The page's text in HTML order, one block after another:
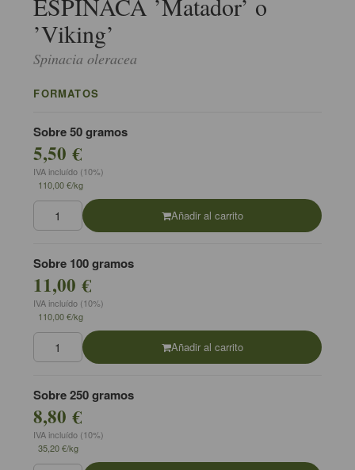
ESPINACA ’Matador’ o
’Viking’
Spinacia oleracea
FORMATOS
Sobre 50 gramos
5,50 €
IVA incluído (10%)
110,00 €/kg
Añadir al carrito
Sobre 100 gramos
11,00 €
IVA incluído (10%)
110,00 €/kg
Añadir al carrito
Sobre 250 gramos
8,80 €
IVA incluído (10%)
35,20 €/kg